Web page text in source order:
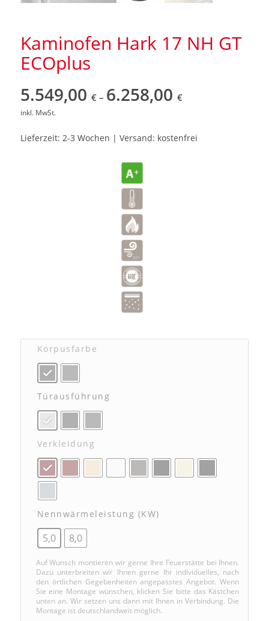
Kaminofen Hark 17 NH GT
ECOplus
5.549,00 €– 6.258,00 €
inkl. MwSt.
Lieferzeit: 2-3 Wochen | Versand: kostenfrei
Korpusfarbe
Türausführung
Verkleidung
Nennwärmeleistung (kW)
5,0 8,0
Auf Wunsch montieren wir gerne Ihre Feuerstätte bei Ihnen.
Dazu unterbreiten wir Ihnen gerne Ihr individuelles, nach
den örtlichen Gegebenheiten angepasstes Angebot. Wenn
Sie eine Montage wünschen, klicken Sie bitte das Kästchen
unten an. Wir setzen uns dann mit Ihnen in Verbindung. Die
Montage ist deutschlandweit möglich.